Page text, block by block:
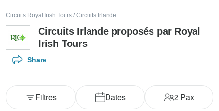
Circuits Royal Irish Tours / Circuits Irlande
Circuits Irlande proposés par Royal
Irish Tours
Share
Dates 2Pax
Filtres